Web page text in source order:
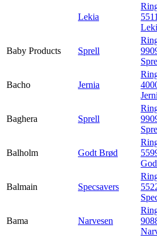
Lekia
Baby Products Sprell
Bacho Jernia
Baghera Sprell
Balholm Godt Brød
Balmain Specsavers
Bama Narvesen